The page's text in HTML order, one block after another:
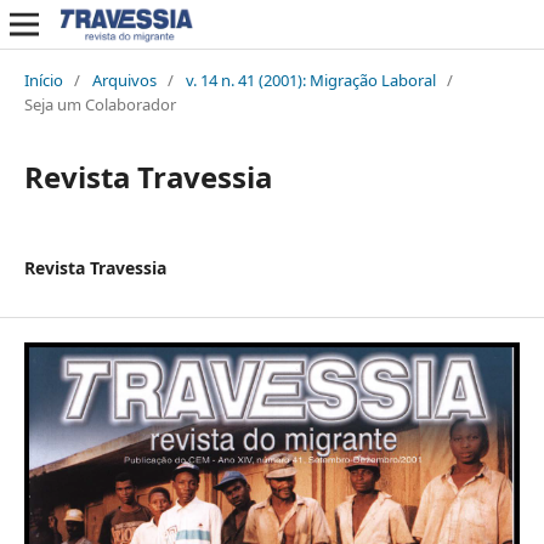
Início / Arquivos / v. 14 n. 41 (2001): Migração Laboral /
Seja um Colaborador
Revista Travessia
Revista Travessia